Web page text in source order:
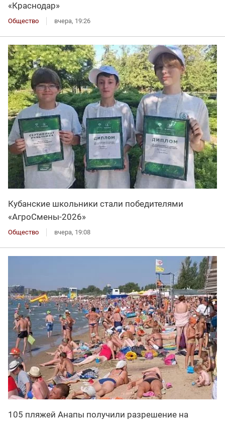
«Краснодар»
Общество вчера, 19:26
Кубанские школьники стали победителями
«АгроСмены-2026»
Общество вчера, 19:08
105 пляжей Анапы получили разрешение на